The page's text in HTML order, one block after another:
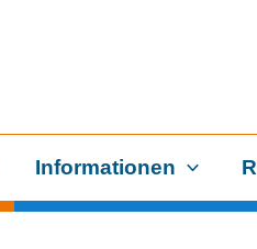
Informationen